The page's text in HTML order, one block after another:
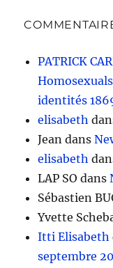
PATRICK
identités
elisabeth
Jean dans
elisabeth
LAP SO dans
Sébastien
Yvette
Itti Elisabeth
septembre